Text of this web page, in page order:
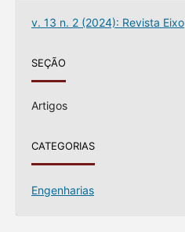
v. 13 n. 2 (2024): Revista Eixo
SEÇÃO
Artigos
CATEGORIAS
Engenharias